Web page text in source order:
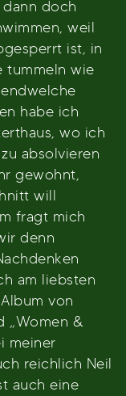
dann doch
weil
ist, in
tummeln wie
habe ich
wo ich
absolvieren
gewohnt,
will
fragt mich
denn
am liebsten
von
„Women &
meiner
reichlich Neil
auch eine